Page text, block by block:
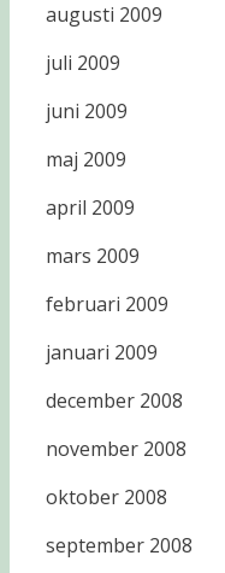
augusti 2009
juli 2009
juni 2009
maj 2009
april 2009
mars 2009
februari 2009
januari 2009
december 2008
november 2008
oktober 2008
september 2008